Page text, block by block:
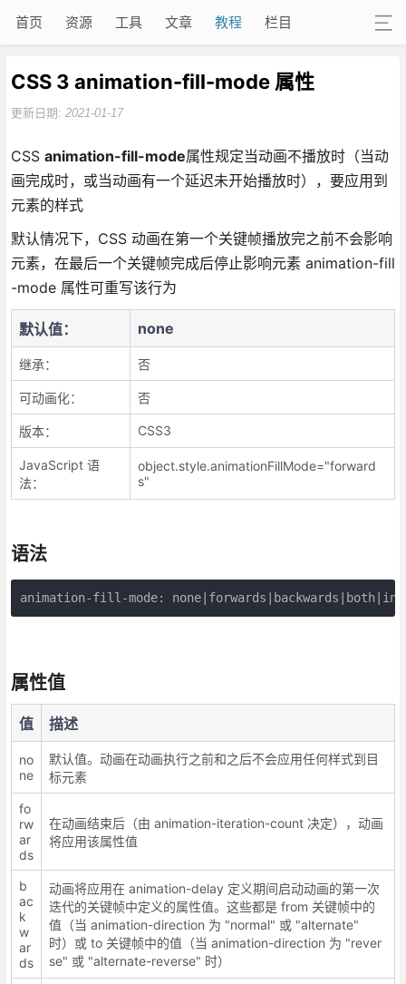
首页 资源 工具 文章 教程 栏目
CSS 3 animation-fill-mode 属性
更新日期: 2021-01-17
CSS animation-fill-mode属性规定当动画不播放时（当动
画完成时，或当动画有一个延迟未开始播放时），要应用到
元素的样式
默认情况下，CSS 动画在第一个关键帧播放完之前不会影响
元素，在最后一个关键帧完成后停止影响元素 animation-fill
-mode 属性可重写该行为
默认值： none
继承： 否
可动画化： 否
版本： CSS3
JavaScript 语
法：
object.style.animationFillMode="forward
s"
语法
animation-fill-mode:
属性值
值 描述
no
ne
默认值。动画在动画执行之前和之后不会应用任何样式到目
标元素
fo
rw
ar
ds
在动画结束后（由 animation-iteration-count 决定），动画
将应用该属性值
b
ac
k
w
ar
ds
动画将应用在 animation-delay 定义期间启动动画的第一次
迭代的关键帧中定义的属性值。这些都是 from 关键帧中的
值（当 animation-direction 为 "normal" 或 "alternate"
时）或 to 关键帧中的值（当 animation-direction 为 "rever
se" 或 "alternate-reverse" 时）